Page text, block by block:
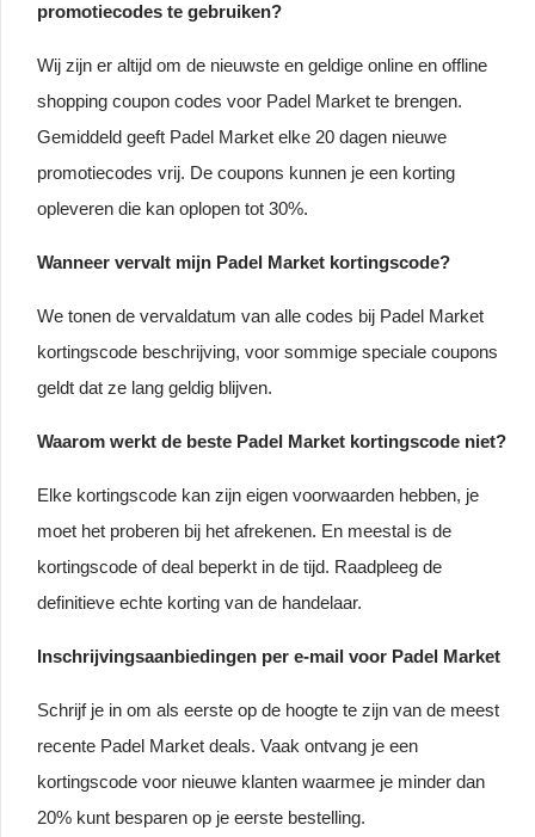
promotiecodes te gebruiken?
Wij zijn er altijd om de nieuwste en geldige online en offline
shopping coupon codes voor Padel Market te brengen.
Gemiddeld geeft Padel Market elke 20 dagen nieuwe
promotiecodes vrij. De coupons kunnen je een korting
opleveren die kan oplopen tot 30%.
Wanneer vervalt mijn Padel Market kortingscode?
We tonen de vervaldatum van alle codes bij Padel Market
kortingscode beschrijving, voor sommige speciale coupons
geldt dat ze lang geldig blijven.
Waarom werkt de beste Padel Market kortingscode niet?
Elke kortingscode kan zijn eigen voorwaarden hebben, je
moet het proberen bij het afrekenen. En meestal is de
kortingscode of deal beperkt in de tijd. Raadpleeg de
definitieve echte korting van de handelaar.
Inschrijvingsaanbiedingen per e-mail voor Padel Market
Schrijf je in om als eerste op de hoogte te zijn van de meest
recente Padel Market deals. Vaak ontvang je een
kortingscode voor nieuwe klanten waarmee je minder dan
20% kunt besparen op je eerste bestelling.